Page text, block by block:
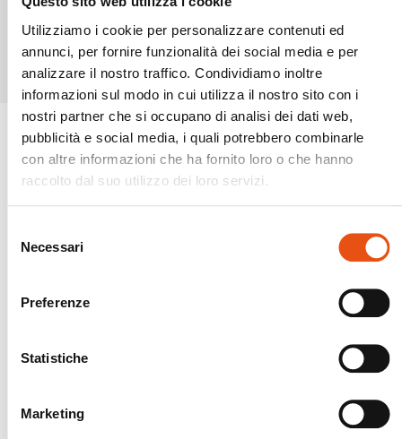
Utilizziamo i cookie per personalizzare contenuti ed
annunci, per fornire funzionalità dei social media e per
analizzare il nostro traffico. Condividiamo inoltre
informazioni sul modo in cui utilizza il nostro sito con i
nostri partner che si occupano di analisi dei dati web,
pubblicità e social media, i quali potrebbero combinarle
con altre informazioni che ha fornito loro o che hanno
raccolto dal suo utilizzo dei loro servizi.
delNecessari
Preferenze
Statistiche
Marketing
Prodotti simili